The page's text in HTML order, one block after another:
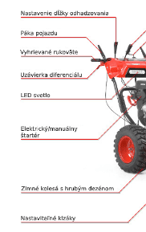
Náhradné
nože
Vidly
Štiepačky
Drviče
vetiev
Špalíkovače
na lístie
boxy
rastlín
Záhradné
koše
obrubníky
Tieniace
textílie
Odpudzovače
Príslušenstvo
stoly
Vibračné
Transportéry
betón
Meracie
Seniorské
vozíky
Prilby